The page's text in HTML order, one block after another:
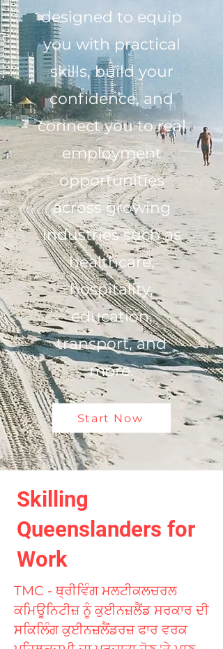
designed to equip
you with practical
skills, build your
confidence, and
connect you to real
employment
opportunities
across growing
industries such as
healthcare,
hospitality,
education,
transport, and
more.
Start Now
Skilling
Queenslanders for
Work
TMC - ਥ੍ਰੀਵਿੰਗ ਮਲਟੀਕਲਚਰਲ
ਕਮਿਊਨਿਟੀਜ਼ ਨੂੰ ਕੁਈਨਜ਼ਲੈਂਡ ਸਰਕਾਰ ਦੀ
ਸਕਿਲਿੰਗ ਕੁਈਨਜ਼ਲੈਂਡਰਜ਼ ਫਾਰ ਵਰਕ